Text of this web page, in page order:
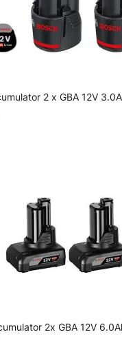
2 x GBA 12V
2x GBA 12V